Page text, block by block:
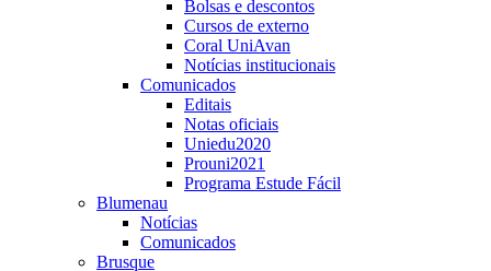
Bolsas e descontos
Cursos de externo
Coral UniAvan
Notícias institucionais
Comunicados
Editais
Notas oficiais
Uniedu2020
Prouni2021
Programa Estude Fácil
Blumenau
Notícias
Comunicados
Brusque